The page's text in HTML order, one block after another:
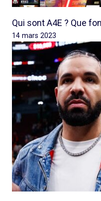
Qui sont A4E ? Que
14 mars 2023